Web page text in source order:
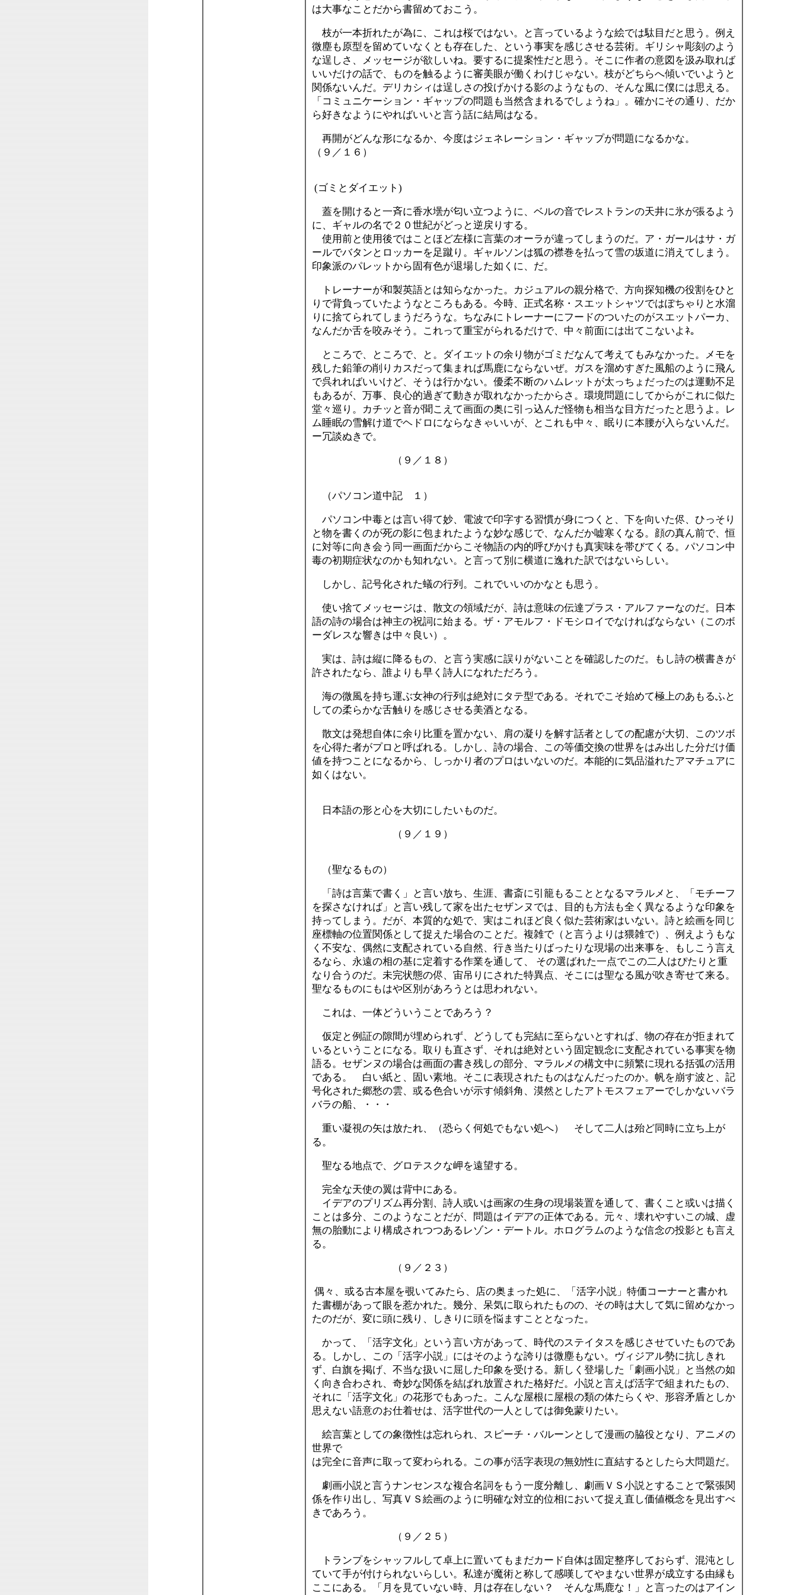
は大事なことだから書留めておこう。
枝が一本折れたが為に、これは桜ではない。と言っているような絵では駄目だと思う。例え
微塵も原型を留めていなくとも存在した、という事実を感じさせる芸術。ギリシャ彫刻のよう
な逞しさ、メッセージが欲しいね。要するに提案性だと思う。そこに作者の意図を汲み取れば
いいだけの話で、ものを触るように審美眼が働くわけじゃない。枝がどちらへ傾いでいようと
関係ないんだ。デリカシィは逞しさの投げかける影のようなもの、そんな風に僕には思える。
「コミュニケーション・ギャップの問題も当然含まれるでしょうね」。確かにその通り、だか
ら好きなようにやればいいと言う話に結局はなる。
再開がどんな形になるか、今度はジェネレーション・ギャップが問題になるかな。
（９／１６）
(ゴミとダイエット)
蓋を開けると一斉に香水壜が匂い立つように、ベルの音でレストランの天井に氷が張るよう
に、ギャルの名で２０世紀がどっと逆戻りする。
使用前と使用後ではことほど左様に言葉のオーラが違ってしまうのだ。ア・ガールはサ・ガ
ールでバタンとロッカーを足蹴り。ギャルソンは狐の襟巻を払って雪の坂道に消えてしまう。
印象派のパレットから固有色が退場した如くに、だ。
トレーナーが和製英語とは知らなかった。カジュアルの親分格で、方向探知機の役割をひと
りで背負っていたようなところもある。今時、正式名称・スエットシャツではぽちゃりと水溜
りに捨てられてしまうだろうな。ちなみにトレーナーにフードのついたのがスエットパーカ、
なんだか舌を咬みそう。これって重宝がられるだけで、中々前面には出てこないよﾈ｡
ところで、ところで、と。ダイエットの余り物がゴミだなんて考えてもみなかった。メモを
残した鉛筆の削りカスだって集まれば馬鹿にならないぜ。ガスを溜めすぎた風船のように飛ん
で呉れればいいけど、そうは行かない。優柔不断のハムレットが太っちょだったのは運動不足
もあるが、万事、良心的過ぎて動きが取れなかったからさ。環境問題にしてからがこれに似た
堂々巡り。カチッと音が聞こえて画面の奥に引っ込んだ怪物も相当な目方だったと思うよ。レ
ム睡眠の雪解け道でヘドロにならなきゃいいが、とこれも中々、眠りに本腰が入らないんだ。
ー冗談ぬきで。
（９／１８）
（パソコン道中記 １）
パソコン中毒とは言い得て妙、電波で印字する習慣が身につくと、下を向いた侭、ひっそり
と物を書くのが死の影に包まれたような妙な感じで、なんだか嘘寒くなる。顔の真ん前で、恒
に対等に向き会う同一画面だからこそ物語の内的呼びかけも真実味を帯びてくる。パソコン中
毒の初期症状なのかも知れない。と言って別に横道に逸れた訳ではないらしい。
しかし、記号化された蟻の行列。これでいいのかなとも思う。
使い捨てメッセージは、散文の領域だが、詩は意味の伝達プラス・アルファーなのだ。日本
語の詩の場合は神主の祝詞に始まる。ザ・アモルフ・ドモシロイでなければならない（このボ
ーダレスな響きは中々良い）。
実は、詩は縦に降るもの、と言う実感に誤りがないことを確認したのだ。もし詩の横書きが
許されたなら、誰よりも早く詩人になれただろう。
海の微風を持ち運ぶ女神の行列は絶対にタテ型である。それでこそ始めて極上のあもるふと
しての柔らかな舌触りを感じさせる美酒となる。
散文は発想自体に余り比重を置かない、肩の凝りを解す話者としての配慮が大切、このツボ
を心得た者がプロと呼ばれる。しかし、詩の場合、この等価交換の世界をはみ出した分だけ価
値を持つことになるから、しっかり者のプロはいないのだ。本能的に気品溢れたアマチュアに
如くはない。
日本語の形と心を大切にしたいものだ。
（９／１９）
（聖なるもの）
「詩は言葉で書く」と言い放ち、生涯、書斎に引籠もることとなるマラルメと、「モチーフ
を探さなければ」と言い残して家を出たセザンヌでは、目的も方法も全く異なるような印象を
持ってしまう。だが、本質的な処で、実はこれほど良く似た芸術家はいない。詩と絵画を同じ
座標軸の位置関係として捉えた場合のことだ。複雑で（と言うよりは猥雑で）、例えようもな
く不安な、偶然に支配されている自然、行き当たりばったりな現場の出来事を、もしこう言え
るなら、永遠の相の基に定着する作業を通して、 その選ばれた一点でこの二人はぴたりと重
なり合うのだ。未完状態の侭、宙吊りにされた特異点、そこには聖なる風が吹き寄せて来る。
聖なるものにもはや区別があろうとは思われない。
これは、一体どういうことであろう？
仮定と例証の隙間が埋められず、どうしても完結に至らないとすれば、物の存在が拒まれて
いるということになる。取りも直さず、それは絶対という固定観念に支配されている事実を物
語る。セザンヌの場合は画面の書き残しの部分、マラルメの構文中に頻繁に現れる括弧の活用
である。 白い紙と、固い素地。そこに表現されたものはなんだったのか。帆を崩す波と、記
号化された郷愁の雲、或る色合いが示す傾斜角、漠然としたアトモスフェアーでしかないバラ
バラの船、・・・
重い凝視の矢は放たれ、（恐らく何処でもない処へ） そして二人は殆ど同時に立ち上が
る。
聖なる地点で、グロテスクな岬を遠望する。
完全な天使の翼は背中にある。
イデアのプリズム再分割、詩人或いは画家の生身の現場装置を通して、書くこと或いは描く
ことは多分、このようなことだが、問題はイデアの正体である。元々、壊れやすいこの城、虚
無の胎動により構成されつつあるレゾン・デートル。ホログラムのような信念の投影とも言え
る。
（９／２３）
偶々、或る古本屋を覗いてみたら、店の奥まった処に、「活字小説」特価コーナーと書かれ
た書棚があって眼を惹かれた。幾分、呆気に取られたものの、その時は大して気に留めなかっ
たのだが、変に頭に残り、しきりに頭を悩ますこととなった。
かって、「活字文化」という言い方があって、時代のステイタスを感じさせていたものであ
る。しかし、この「活字小説」にはそのような誇りは微塵もない。ヴィジアル勢に抗しきれ
ず、白旗を掲げ、不当な扱いに屈した印象を受ける。新しく登場した「劇画小説」と当然の如
く向き合わされ、奇妙な関係を結ばれ放置された格好だ。小説と言えば活字で組まれたもの、
それに「活字文化」の花形でもあった。こんな屋根に屋根の類の体たらくや、形容矛盾としか
思えない語意のお仕着せは、活字世代の一人としては御免蒙りたい。
絵言葉としての象徴性は忘れられ、スピーチ・バルーンとして漫画の脇役となり、アニメの
世界で
は完全に音声に取って変わられる。この事が活字表現の無効性に直結するとしたら大問題だ。
劇画小説と言うナンセンスな複合名詞をもう一度分離し、劇画ＶＳ小説とすることで緊張関
係を作り出し、写真ＶＳ絵画のように明確な対立的位相において捉え直し価値概念を見出すべ
きであろう。
（９／２５）
トランプをシャッフルして卓上に置いてもまだカード自体は固定整序しておらず、混沌とし
ていて手が付けられないらしい。私達が魔術と称して感嘆してやまない世界が成立する由縁も
ここにある。「月を見ていない時、月は存在しない？ そんな馬鹿な！」と言ったのはアイン